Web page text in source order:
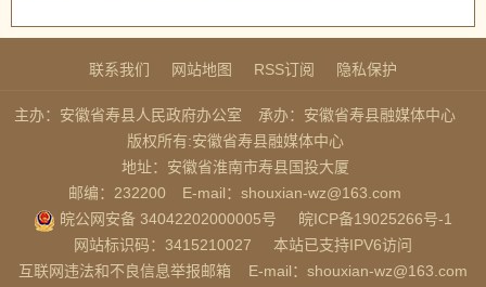
联系我们 网站地图 RSS订阅 隐私保护
主办：安徽省寿县人民政府办公室
承办：安徽省寿县融媒体中心
版权所有:安徽省寿县融媒体中心
地址：安徽省淮南市寿县国投大厦
邮编：232200
E-mail：shouxian-wz@163.com
皖公网安备 34042202000005号
皖ICP备19025266号-1
网站标识码：3415210027
本站已支持IPV6访问
互联网违法和不良信息举报邮箱
E-mail：shouxian-wz@163.com